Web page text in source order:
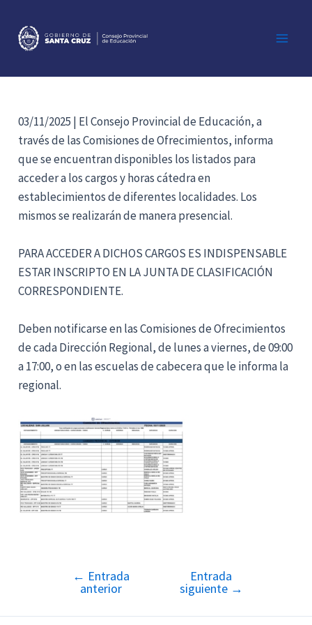
contenido
03/11/2025 | El Consejo Provincial de Educación, a
través de las Comisiones de Ofrecimientos, informa
que se encuentran disponibles los listados para
acceder a los cargos y horas cátedra en
establecimientos de diferentes localidades. Los
mismos se realizarán de manera presencial.
PARA ACCEDER A DICHOS CARGOS ES INDISPENSABLE
ESTAR INSCRIPTO EN LA JUNTA DE CLASIFICACIÓN
CORRESPONDIENTE.
Deben notificarse en las Comisiones de Ofrecimientos
de cada Dirección Regional, de lunes a viernes, de 09:00
a 17:00, o en las escuelas de cabecera que le informa la
regional.
Navegación
entradas
← Entrada
anterior
Entrada
siguiente →